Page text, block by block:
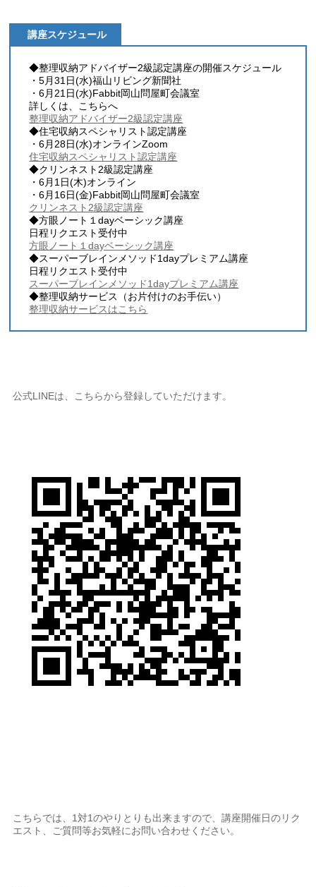
講座スケジュール
◆整理収納アドバイザー2級認定講座の開催スケジュール
・5月31日(水)福山リビング新聞社
・6月21日(水)Fabbit岡山問屋町会議室
詳しくは、こちらへ
整理収納アドバイザー2級認定講座
◆住宅収納スペシャリスト認定講座
・6月28日(水)オンラインZoom
住宅収納スペシャリスト認定講座
◆クリンネスト2級認定講座
・6月1日(木)オンライン
・6月16日(金)Fabbit岡山問屋町会議室
クリンネスト2級認定講座
◆方眼ノート１dayベーシック講座
日程リクエスト受付中
方眼ノート１dayベーシック講座
◆スーパーブレインメソッド1dayプレミアム講座
日程リクエスト受付中
スーパーブレインメソッド1dayプレミアム講座
◆整理収納サービス（お片付けのお手伝い）
整理収納サービスはこちら
公式LINEは、こちらから登録していただけます。
こちらでは、1対1のやりとりも出来ますので、講座開催日のリク
エスト、ご質問等お気軽にお問い合わせください。